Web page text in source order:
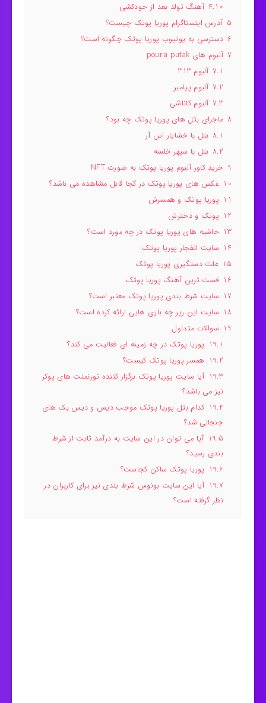
4.10 آهنگ تولد بعد از خودکشی
5 آدرس اینستاگرام پوریا پوتک چیست؟
6 دسترسی به یوتیوب پوریا پوتک چگونه است؟
7 آلبوم های pouria putak
7.1 آلبوم 313
7.2 آلبوم پیامبر
7.3 آلبوم کاناشی
8 ماجرای بتل های پوریا پوتک چه بود؟
8.1 بتل با خشایار اس آر
8.2 بتل با سپهر خلسه
9 خرید کاور آلبوم پوریا پوتک به صورت NFT
10 عکس های پوریا پوتک در کجا قابل مشاهده می باشد؟
11 پوریا پوتک و همسرش
12 پوتک و دخترش
13 حاشیه های پوریا پوتک در چه مورد است؟
14 سایت انفجار پوریا پوتک
15 علت دستگیری پوریا پوتک
16 فست ترین آهنگ پوریا پوتک
17 سایت شرط بندی پوریا پوتک معتبر است؟
18 سایت این رپر چه بازی هایی ارائه کرده است؟
19 سوالات متداول
19.1 پوریا پوتک در چه زمینه ای فعالیت می کند؟
19.2 همسر پوریا پوتک کیست؟
19.3 آیا سایت پوریا پوتک برگزار کننده تورنمنت های پوکر
نیز می باشد؟
19.4 کدام بتل پوریا پوتک موجب دیس و دیس بک های
جنجالی شد؟
19.5 آيا می توان در این سایت به درآمد ثابت از شرط
بندی رسید؟
19.6 پوریا پوتک ساکن کجاست؟
19.7 آیا این سایت بونوس شرط بندی نیز برای کاربران در
نظر گرفته است؟